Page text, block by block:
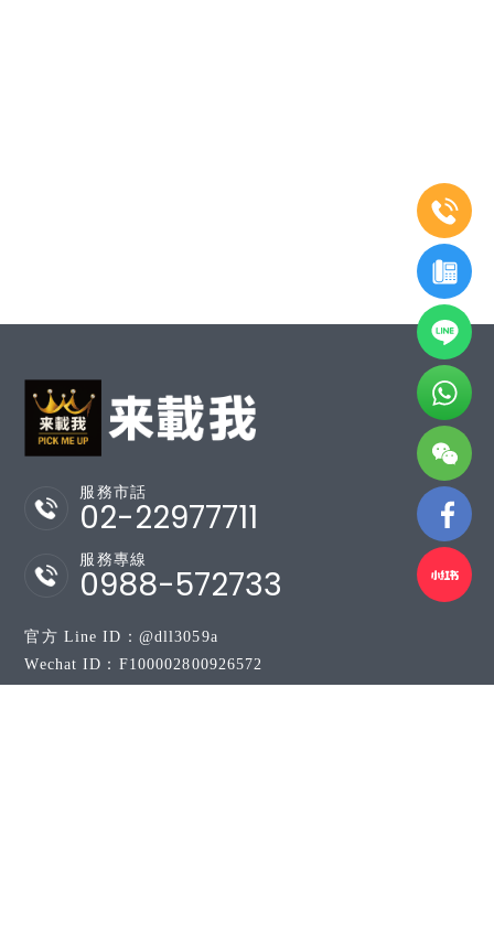
服務市話
02-22977711
服務專線
0988-572733
官方 Line ID： @dll3059a
Wechat ID：F100002800926572